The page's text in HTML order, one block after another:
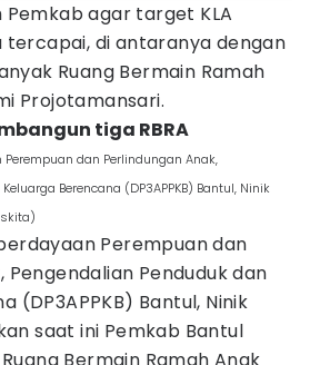
Pemkab agar target KLA
di antaranya dengan
Ruang Bermain Ramah
Projotamansari.
tiga RBRA
dan Perlindungan Anak,
Berencana (DP3APPKB) Bantul, Ninik
Perempuan dan
Pengendalian Penduduk dan
(DP3APPKB) Bantul, Ninik
saat ini Pemkab Bantul